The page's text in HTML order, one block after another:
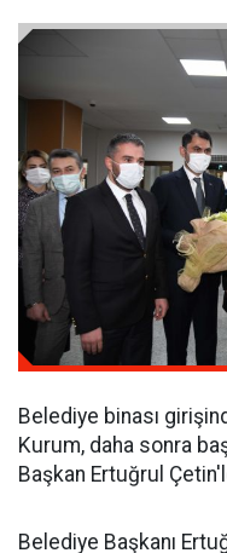
Belediye binası
Kurum, daha sonra
Başkan Ertuğrul
Belediye Başkanı